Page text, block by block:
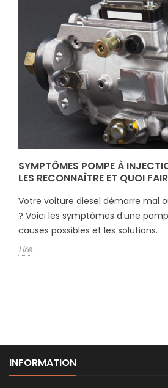
SYMPTÔMES POMPE À
LES RECONNAÎTRE ET QUOI
Votre voiture diesel démarre mal
? Voici les symptômes d’une
causes possibles et les solutions.
Lire
INFORMATION